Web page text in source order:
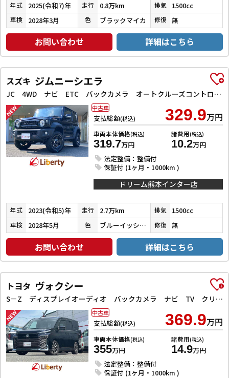
年式 2025(令和7)年 走行 0.8万km 排気 1500cc
車検 2028年3月 色 ブラックマイカ 修復 無
お問い合わせ 詳細はこちら
スズキ ジムニーシエラ
JC 4WD ナビ ETC バックカメラ オートクルーズコントロール レーンアシスト 衝突被害軽減システム オートライト LEDヘッドランプ ヘッドライトウォッシャー アルミホイール スマートキー
支払総額(税込) 329.9万円
車両本体価格(税込)
319.7万円
諸費用(税込)
10.2万円
法定整備：整備付
保証付 (1ヶ月・1000km )
中古車
ドリーム熊本インター店
年式 2023(令和5)年 走行 2.7万km 排気 1500cc
車検 2028年5月 色 ブルーイッシュブラックパール３ 修復 無
お問い合わせ 詳細はこちら
トヨタ ヴォクシー
S－Z ディスプレイオーディオ バックカメラ ナビ TV クリアランスソナー オートクルーズコントロール レーンアシスト 衝突被害軽減システム 両側電動スライドドア オートマチックハイビーム オートライト
支払総額(税込) 369.9万円
車両本体価格(税込)
355万円
諸費用(税込)
14.9万円
法定整備：整備付
保証付 (1ヶ月・1000km )
中古車